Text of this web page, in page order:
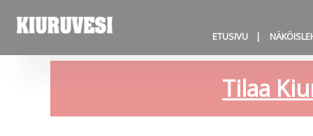
ETUSIVU
Tilaa